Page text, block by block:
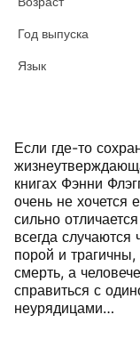
Год выпуска
Язык
Если где-то
книгах Фэнни
очень не хочется
сильно
всегда случаются
порой и
смерть, а
справиться с
неурядицами…